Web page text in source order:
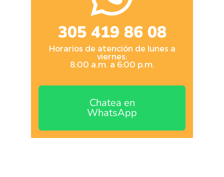
305 419 86 08
Horarios de atención de lunes a
viernes:
8:00 a.m. a 6:00 p.m.
Chatea en
WhatsApp